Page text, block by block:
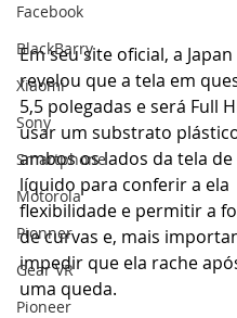
Facebook
BlackBarry
Xiaomi
Sony
Smartphone
Motorola
Pionner
Gear VR
Pioneer
Em seu site oficial, a
revelou que a tela em
5,5 polegadas e será Full
usar um substrato
ambos os lados da tela
líquido para conferir a ela
flexibilidade e permitir a
de curvas e, mais
impedir que ela rache
uma queda.